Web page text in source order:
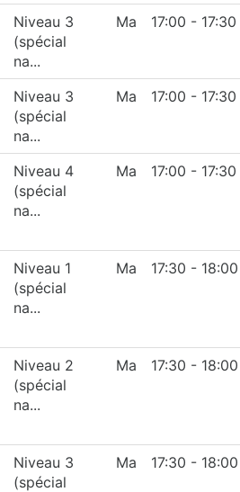
Niveau 3
(spécial
na...
Ma 17:00 - 17:30
Niveau 3
(spécial
na...
Ma 17:00 - 17:30
Niveau 4
(spécial
na...
Ma 17:00 - 17:30
Niveau 1
(spécial
na...
Ma 17:30 - 18:00
Niveau 2
(spécial
na...
Ma 17:30 - 18:00
Niveau 3
(spécial
Ma 17:30 - 18:00